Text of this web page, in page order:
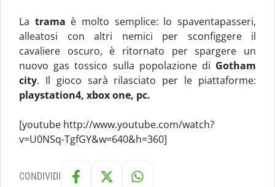
La trama è molto semplice: lo spaventapasseri,
alleatosi con altri nemici per sconfiggere il
cavaliere oscuro, è ritornato per spargere un
nuovo gas tossico sulla popolazione di Gotham
city. Il gioco sarà rilasciato per le piattaforme:
playstation4, xbox one, pc.
[youtube http://www.youtube.com/watch?
v=U0NSq-TgfGY&w=640&h=360]
CONDIVIDI